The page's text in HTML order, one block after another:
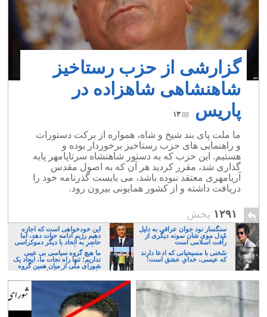
گزارشی از حزب رستاخیز
شاهنشاهی شاهزاده در
پاریس
۱۳
ما ملت پای بند شیخ و شاه، همواره از برکت دستورات
و راهنمایی های حزب رستاخیز برخوردار بوده و
هستیم. این حزب که به دستور شاهنشاه سرتاپامهر پایه
گذاری شد، مقرر کردید هر آن که به اصول مقدس
آریامهری معتقد نبوده باشد، می بایست گذرنامه خود را
دریافت داشته و از کشور همایونی بیرون رود.
۱۲۹۱ پخش
سنگسار نود جوان عراقی به دلیل
مُدل موی شان نمونه دیگری از
رأفت اسلامی است
این خودخواهی است که اجازه
دهیم رژیم ادامه حیات دهد، اما
حاضر به اتحاد با دیگر دموکراسی
خواهان نباشیم!
سُخنی با مسیحیانی که ادعا دارند
که عیسی، خدایِ عشق است!
ما هیچ گروه سیاسی بی عیبی
نداریم؛ تنها راه نجات ما، ایجاد یک
شورای ملی از میان همین گروه
های پر عیب و ایراد است